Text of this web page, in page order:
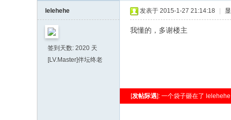
lelehehe
签到天数: 2020 天
[LV.Master]伴坛终老
发表于 2015-1-27 21:14:18
我懂的，多谢楼主
[发帖际遇]: 一个袋子砸在了